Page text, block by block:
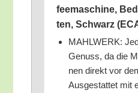
fee­ma­schi­ne,
ten, Schwarz
MAHLWERK:
Genuss, da die
nen direkt vor
Aus­ge­stat­tet mit